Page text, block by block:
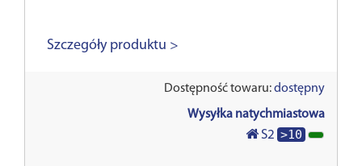
Szczegóły produktu >
Dostępność towaru:dostępny
Wysyłka natychmiastowa
S2 >10